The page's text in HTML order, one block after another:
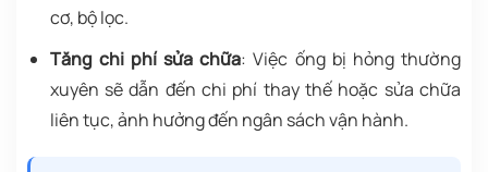
cơ, bộ lọc.
Tăng chi phí sửa chữa: Việc ống bị hỏng thường
xuyên sẽ dẫn đến chi phí thay thế hoặc sửa chữa
liên tục, ảnh hưởng đến ngân sách vận hành.